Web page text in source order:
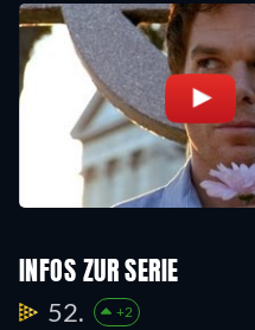
INFOS ZUR SERIE
52. +2